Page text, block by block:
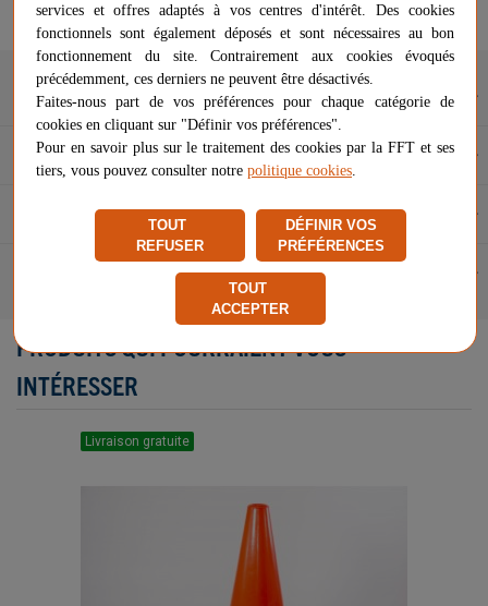
Signaler un problème d'ordre juridique
Description
Caractéristiques
Questions et réponses
PRODUITS QUI POURRAIENT VOUS
INTÉRESSER
Livraison gratuite
services et offres adaptés à vos centres d'intérêt. Des cookies
fonctionnels sont également déposés et sont nécessaires au bon
fonctionnement du site. Contrairement aux cookies évoqués
précédemment, ces derniers ne peuvent être désactivés.
Faites-nous part de vos préférences pour chaque catégorie de
cookies en cliquant sur "Définir vos préférences".
Pour en savoir plus sur le traitement des cookies par la FFT et ses
tiers, vous pouvez consulter notre politique cookies
TOUT
REFUSER
DÉFINIR VOS
PRÉFÉRENCES
TOUT
ACCEPTER